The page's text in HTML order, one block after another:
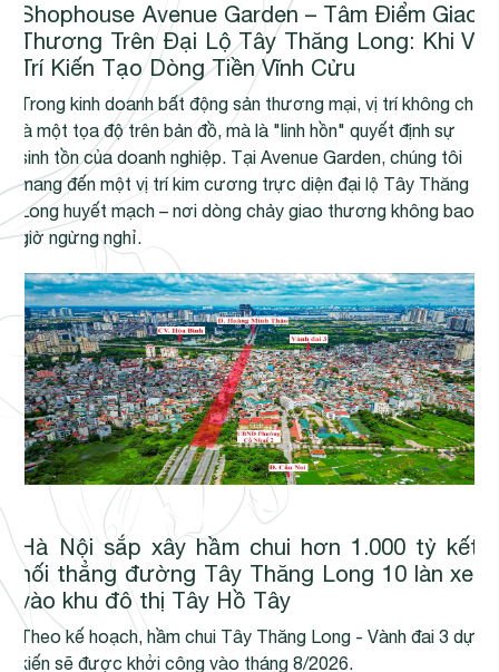
Shophouse Avenue Garden – Tâm Điểm Giao
Thương Trên Đại Lộ Tây Thăng Long: Khi Vị
Trí Kiến Tạo Dòng Tiền Vĩnh Cửu
Trong kinh doanh bất động sản thương mại, vị trí không chỉ
là một tọa độ trên bản đồ, mà là "linh hồn" quyết định sự
sinh tồn của doanh nghiệp. Tại Avenue Garden, chúng tôi
mang đến một vị trí kim cương trực diện đại lộ Tây Thăng
Long huyết mạch – nơi dòng chảy giao thương không bao
giờ ngừng nghỉ.
Hà Nội sắp xây hầm chui hơn 1.000 tỷ kết
nối thẳng đường Tây Thăng Long 10 làn xe,
vào khu đô thị Tây Hồ Tây
Theo kế hoạch, hầm chui Tây Thăng Long - Vành đai 3 dự
kiến sẽ được khởi công vào tháng 8/2026.